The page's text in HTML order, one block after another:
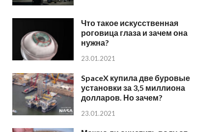
Что такое искусственная
роговица глаза и зачем она
нужна?
23.01.2021
SpaceX купила две буровые
установки за 3,5 миллиона
долларов. Но зачем?
23.01.2021